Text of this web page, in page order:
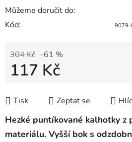
Můžeme doručit do:
Kód:
9079-
304 Kč –61 %
117 Kč
Tisk
Zeptat se
Hezké puntíkované kalhotky z
materiálu. Vyšší bok s